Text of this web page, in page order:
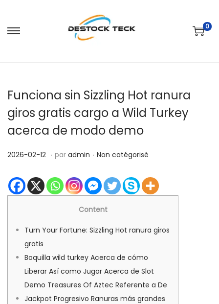
e
à
l
n
v
a
i
o
n
e
a
u
o
t
u
0
Funciona sin Sizzling Hot ranura
giros gratis cargo a Wild Turkey
acerca de modo demo
P
b
l
2026-02-12 2
2
6
2
1
2
. par admin . P
b
l
i
d
n
s
Non catégorisé
Content
Turn Your Fortune: Sizzling Hot ranura giros
gratis
Boquilla wild turkey Acerca de cómo
Liberar Así­ como Jugar Acerca de Slot
Demo Treasures Of Aztec Referente a De
Jackpot Progresivo Ranuras más grandes